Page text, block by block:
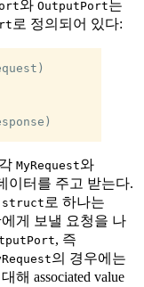
와 OutputPort는
로 정의되어 있다:
MyRequest와
이터를 주고 받는다.
struct 로 하나는
에게 보낼 요청을 나
, 즉
의 경우에는
해 associated value